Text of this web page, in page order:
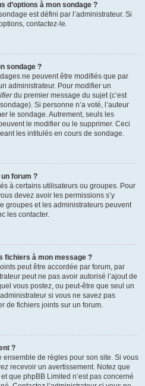
d’options à mon sondage ?
est défini par l’administrateur. Si
contactez-le.
sondage ?
ne peuvent être modifiés que par
administrateur. Pour modifier un
du premier message du sujet (c’est
Si personne n’a voté, l’auteur
le sondage. Autrement, seuls les
le modifier ou le supprimer. Ceci
les intitulés en cours de sondage.
forum ?
à certains utilisateurs ou groupes. Pour
devez avoir les permissions s’y
groupes et les administrateurs peuvent
les contacter.
fichiers à mon message ?
peut être accordée par forum, par
peut ne pas avoir autorisé l’ajout de
vous postez, ou peut-être que seul un
si vous ne savez pas
de fichiers joints sur un forum.
?
de règles pour son site. Si vous
recevoir un avertissement. Notez que
que phpBB Limited n’est pas concerné